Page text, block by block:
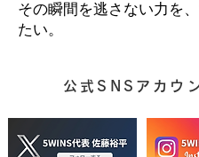
その瞬間を逃さない力を
たい。
公式SNSアカウ